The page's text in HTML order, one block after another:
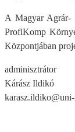
A Magyar Agrár-
ProfiKomp
Központjában
adminisztrátor
Kárász Ildikó
karasz.ildiko@uni-